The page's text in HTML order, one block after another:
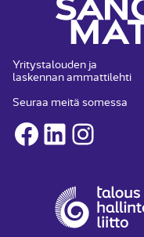
Yritystalouden ja
laskennan ammattilehti
Seuraa meitä somessa
Facebook
LinkedInInstagram